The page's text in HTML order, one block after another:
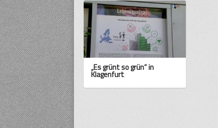
„Es grünt so grün“ in
Klagenfurt